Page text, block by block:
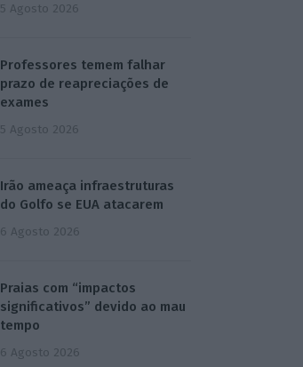
5 Agosto 2026
Professores temem falhar
prazo de reapreciações de
exames
5 Agosto 2026
Irão ameaça infraestruturas
do Golfo se EUA atacarem
6 Agosto 2026
Praias com “impactos
significativos” devido ao mau
tempo
6 Agosto 2026